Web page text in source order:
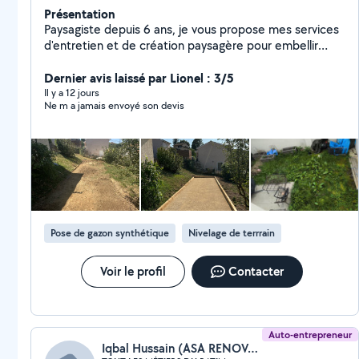
Présentation
Paysagiste depuis 6 ans, je vous propose mes services
d'entretien et de création paysagère pour embellir
environs de Lyon et peux me déplacer plus largement
selon l'ampleur et les besoins du projet. Que ce soit
pour l'entretien régulier de vos espaces verts,
pose de gazon ou tout autre projet paysager, je vous
accompagne avec sérieux et professionnalisme. Devis
gratuit. N'hésitez pas à me contacter pour discuter de
votre projet. Jusqu'à 50% de crédit d'impôt (selon
éligibilité)
Dernier avis laissé par Lionel : 3/5
Il y a 12 jours
Ne m a jamais envoyé son devis
Pose de gazon synthétique Nivelage de terrrain
Voir le profil Contacter
Auto-entrepreneur
Iqbal Hussain (ASA RENOVATION BÂTIMENT)